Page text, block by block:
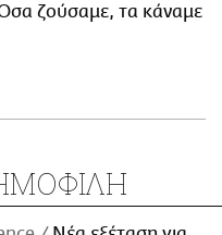
ζούσαμε, τα κάναμε